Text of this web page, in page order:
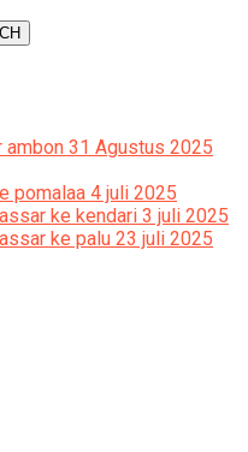
31 Agustus 2025
pomalaa 4 juli 2025
ke kendari 3 juli 2025
ke palu 23 juli 2025